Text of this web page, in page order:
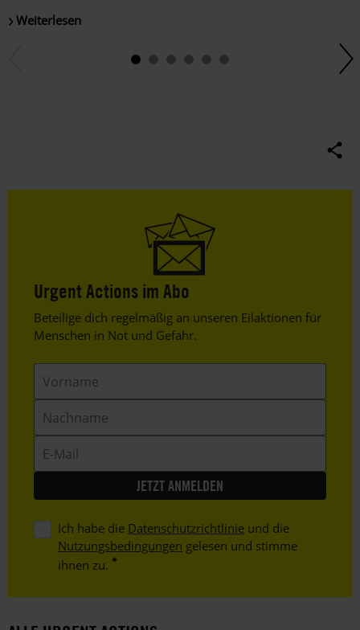
Weiterlesen
Urgent Actions im Abo
Header
Text
Beteilige dich regelmäßig an unseren Eilaktionen für
Menschen in Not und Gefahr.
Mail
Ich habe die Datenschutzrichtlinie und die
Nutzungsbedingungen gelesen und stimme
ihnen zu.